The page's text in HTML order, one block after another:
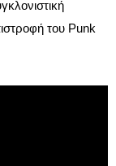
του Punk